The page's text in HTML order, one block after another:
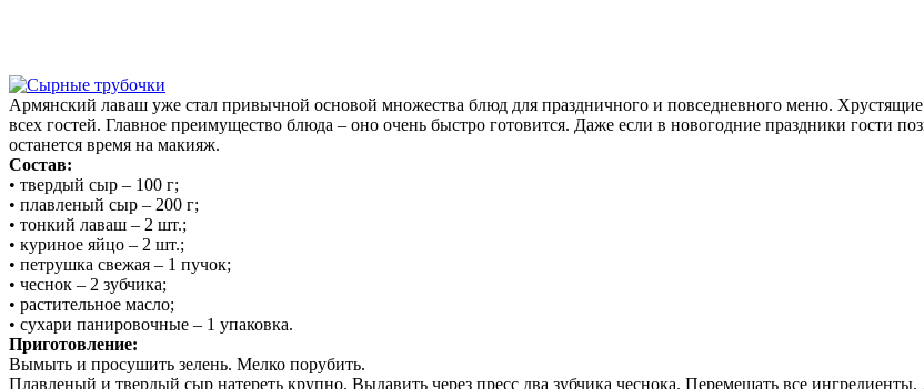
Армянский лаваш уже стал привычной основой множества блюд для праздничного и повседневного меню.
всех гостей. Главное преимущество блюда – оно очень быстро готовится. Даже если в новогодние праздники гости
останется время на макияж.
Состав:
• твердый сыр – 100 г;
• плавленый сыр – 200 г;
• тонкий лаваш – 2 шт.;
• куриное яйцо – 2 шт.;
• петрушка свежая – 1 пучок;
• чеснок – 2 зубчика;
• растительное масло;
• сухари панировочные – 1 упаковка.
Приготовление:
Вымыть и просушить зелень. Мелко порубить.
Плавленый и твердый сыр натереть крупно. Выдавить через пресс два зубчика чеснока. Перемешать все